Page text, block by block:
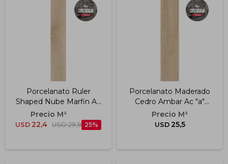
Porcelanato Ruler
Shaped Nube Marfin Ac
Rt "a" 20x120 Cm
USD 22,4 USD 29,9 25
Porcelanato Maderado
Cedro Ambar Ac "a"
19x90 Cm
USD 25,5